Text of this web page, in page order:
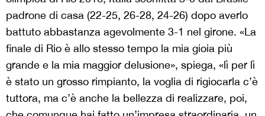
padrone di casa (22-25, 26-28, 24-26) dopo averlo
battuto abbastanza agevolmente 3-1 nel girone. «La
finale di Rio è allo stesso tempo la mia gioia più
grande e la mia maggior delusione», spiega, «lì per lì
è stato un grosso rimpianto, la voglia di rigiocarla c’è
tuttora, ma c’è anche la bellezza di realizzare, poi,